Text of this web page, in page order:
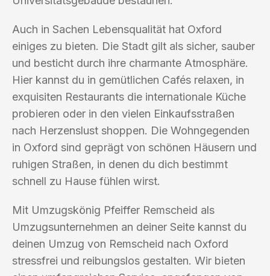
Auch in Sachen Lebensqualität hat Oxford
einiges zu bieten. Die Stadt gilt als sicher, sauber
und besticht durch ihre charmante Atmosphäre.
Hier kannst du in gemütlichen Cafés relaxen, in
exquisiten Restaurants die internationale Küche
probieren oder in den vielen Einkaufsstraßen
nach Herzenslust shoppen. Die Wohngegenden
in Oxford sind geprägt von schönen Häusern und
ruhigen Straßen, in denen du dich bestimmt
schnell zu Hause fühlen wirst.
Mit Umzugskönig Pfeiffer Remscheid als
Umzugsunternehmen an deiner Seite kannst du
deinen Umzug von Remscheid nach Oxford
stressfrei und reibungslos gestalten. Wir bieten